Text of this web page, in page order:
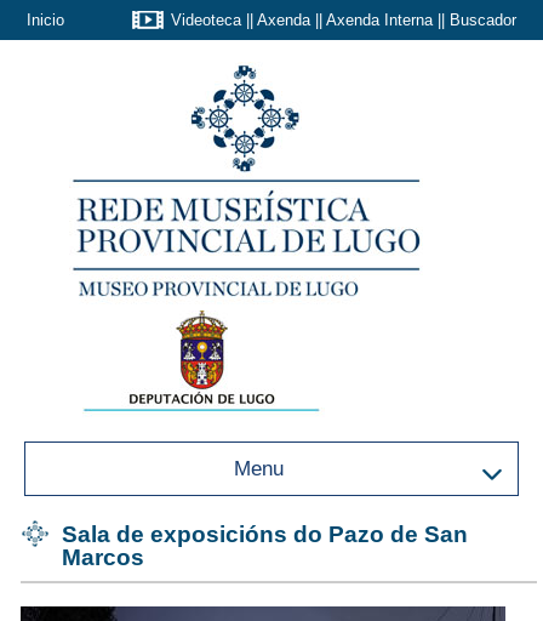
Inicio Videoteca|| Axenda|| Axenda Interna|| Buscador
Menu
Sala de exposicións do Pazo de San
Marcos